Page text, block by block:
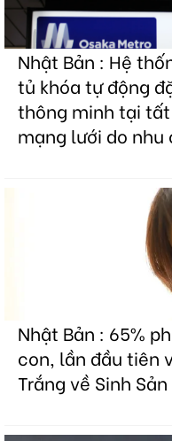
Nhật Bản : Hệ
tủ khóa tự động
thông minh tại
mạng lưới do nhu
Nhật Bản : 65%
con, lần đầu tiên
Trắng về Sinh